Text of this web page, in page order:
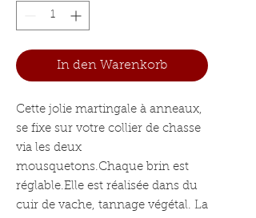
In den Warenkorb
Cette jolie martingale à anneaux,
se fixe sur votre collier de chasse
via les deux
mousquetons.Chaque brin est
réglable.Elle est réalisée dans du
cuir de vache, tannage végétal. La